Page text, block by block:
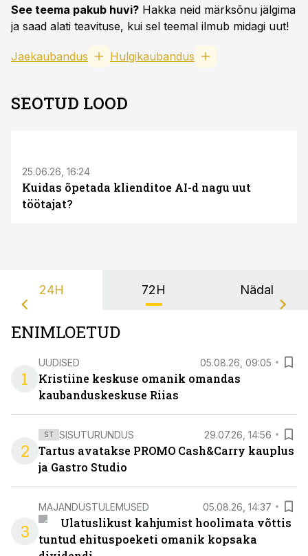
See teema pakub huvi? Hakka neid märksõnu jälgima
ja saad alati teavituse, kui sel teemal ilmub midagi uut!
Jaekaubandus Hulgikaubandus
SEOTUD LOOD
25.06.26, 16:24
Kuidas õpetada klienditoe AI-d nagu uut
töötajat?
24H 72H Nädal
ENIMLOETUD
1
UUDISED 05.08.26, 09:05
Kristiine keskuse omanik omandas
kaubanduskeskuse Riias
2
ST SISUTURUNDUS 29.07.26, 14:56
Tartus avatakse PROMO Cash&Carry kauplus
ja Gastro Studio
3
MAJANDUSTULEMUSED 05.08.26, 14:37
Ulatuslikust kahjumist hoolimata võttis
tuntud ehituspoeketi omanik kopsaka